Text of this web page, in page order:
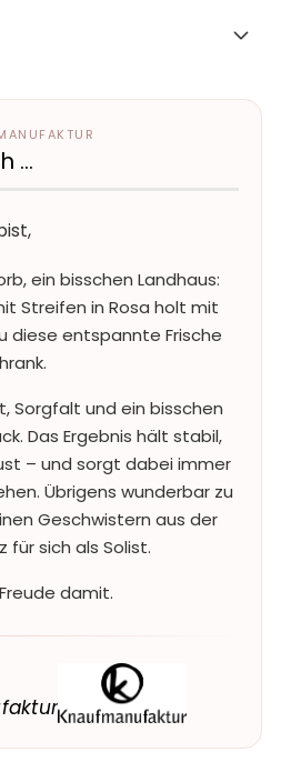
…
ein bisschen Landhaus:
Streifen in Rosa holt mit
diese entspannte Frische
Sorgfalt und ein bisschen
Das Ergebnis hält stabil,
– und sorgt dabei immer
Übrigens wunderbar zu
Geschwistern aus der
für sich als Solist.
damit.